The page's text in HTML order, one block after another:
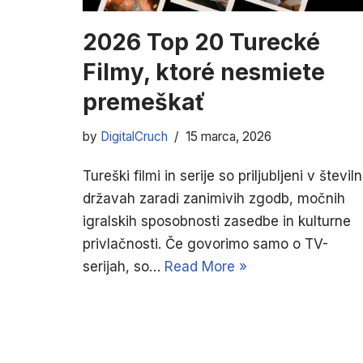
2026 Top 20 Turecké
Filmy, ktoré nesmiete
premeškať
by DigitalCruch 15 marca, 2026
Tureški filmi in serije so priljubljeni v
državah zaradi zanimivih zgodb, močnih
igralskih sposobnosti zasedbe in kulturne
privlačnosti. Če govorimo samo o TV-
serijah, so… Read More »